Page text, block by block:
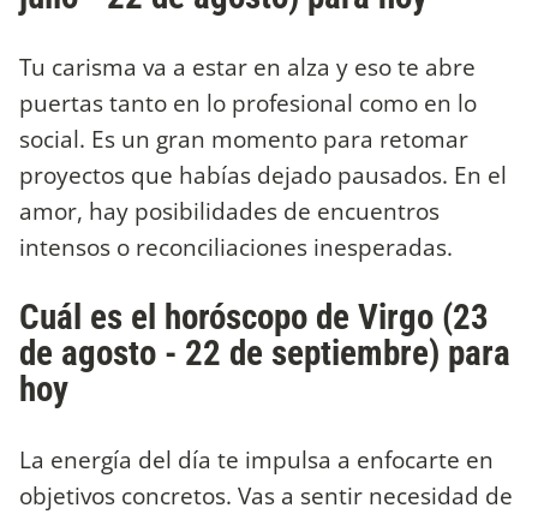
Tu carisma va a estar en alza y eso te abre
puertas tanto en lo profesional como en lo
social. Es un gran momento para retomar
proyectos que habías dejado pausados. En el
amor, hay posibilidades de encuentros
intensos o reconciliaciones inesperadas.
Cuál es el horóscopo de Virgo (23
de agosto - 22 de septiembre) para
hoy
La energía del día te impulsa a enfocarte en
objetivos concretos. Vas a sentir necesidad de